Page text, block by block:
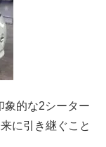
象的な2シーター
に引き継ぐこと